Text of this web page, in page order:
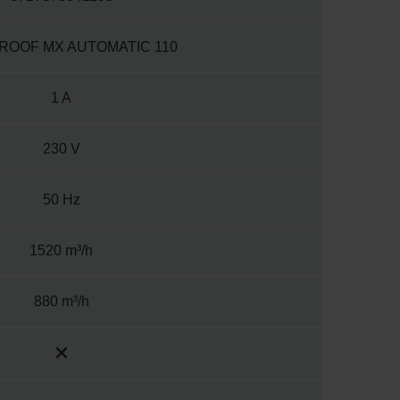
MX AUTOMATIC 110
1 A
230 V
50 Hz
1520 m³/h
880 m³/h